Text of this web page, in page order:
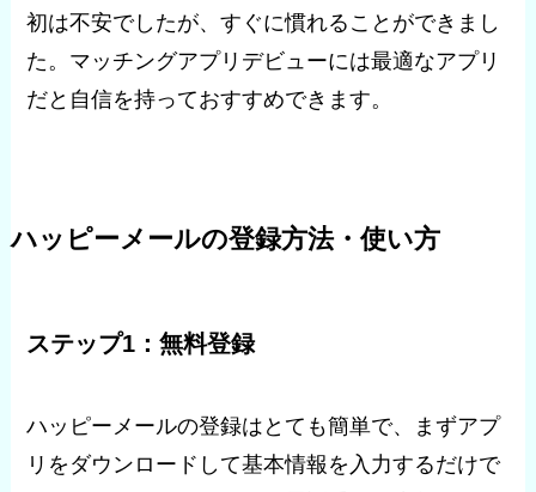
初は不安でしたが、すぐに慣れることができまし
た。マッチングアプリデビューには最適なアプリ
だと自信を持っておすすめできます。
ハッピーメールの登録方法・使い方
ステップ1：無料登録
ハッピーメールの登録はとても簡単で、まずアプ
リをダウンロードして基本情報を入力するだけで